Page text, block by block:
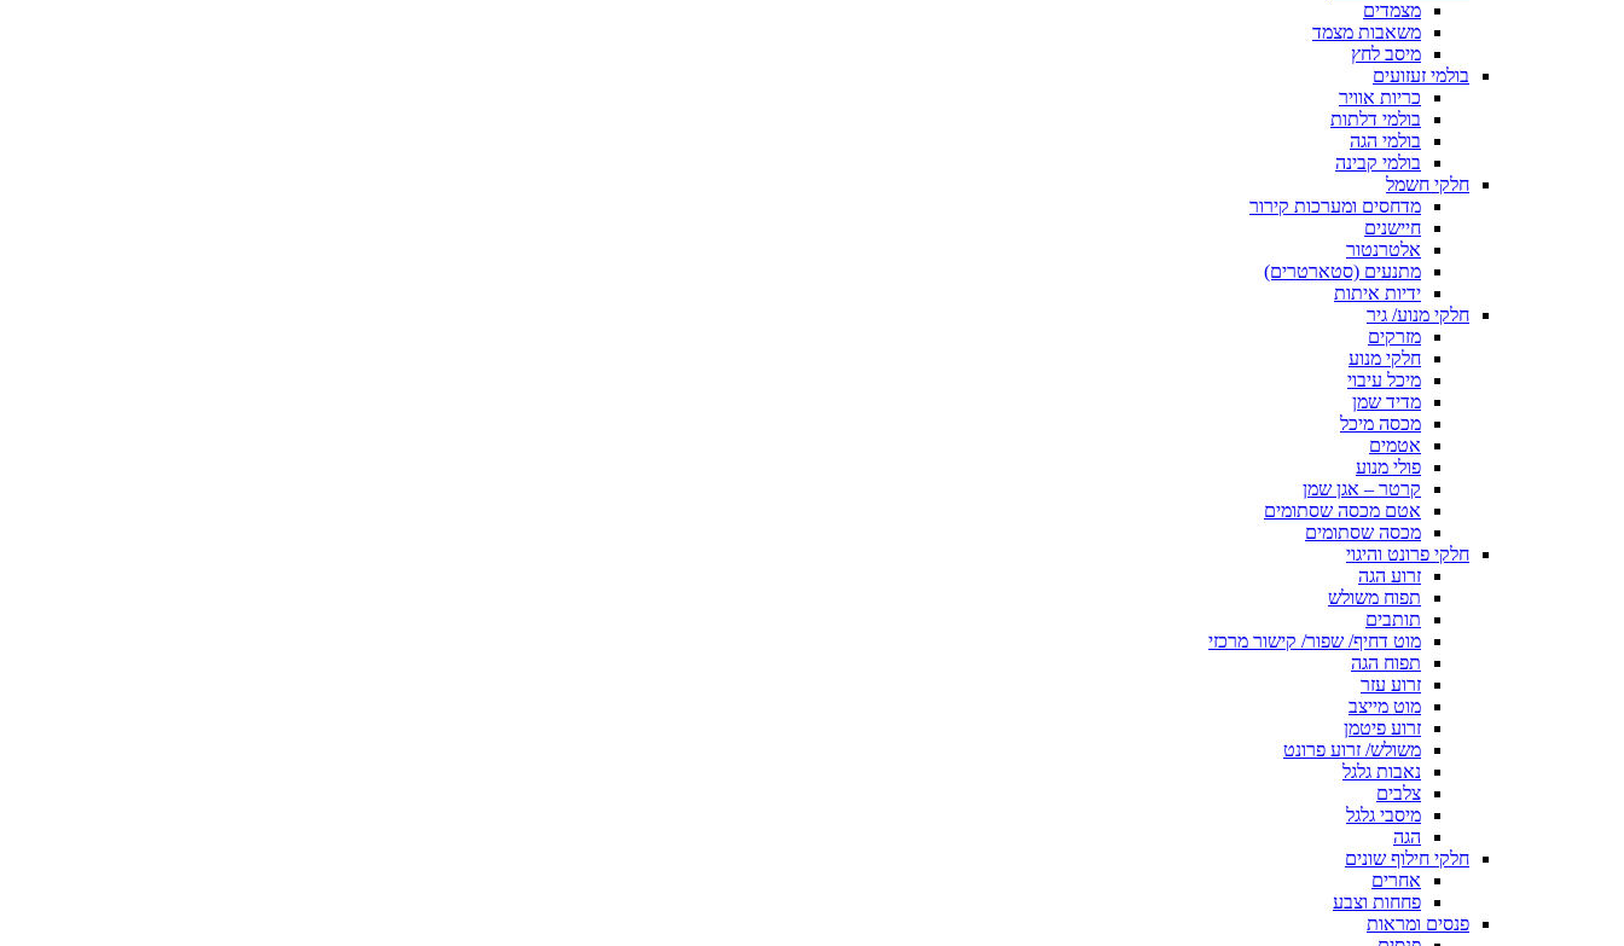
מצמדים
משאבות מצמד
מיסב לחץ
בולמי זעזועים
כריות אוויר
בולמי דלתות
בולמי הגה
בולמי קבינה
חלקי חשמל
מדחסים ומערכות קירור
חיישנים
אלטרנטור
מתנעים (סטארטרים)
ידיות איתות
חלקי מנוע/ גיר
מזרקים
חלקי מנוע
מיכל עיבוי
מדיד שמן
מכסה מיכל
אטמים
פולי מנוע
קרטר – אגן שמן
אטם מכסה שסתומים
מכסה שסתומים
חלקי פרונט והיגוי
זרוע הגה
תפוח משולש
תותבים
מוט דחיף/ שפור/ קישור מרכזי
תפוח הגה
זרוע עזר
מוט מייצב
זרוע פיטמן
משולש/ זרוע פרונט
נאבות גלגל
צלבים
מיסבי גלגל
הגה
חלקי חילוף שונים
אחרים
פחחות וצבע
פנסים ומראות